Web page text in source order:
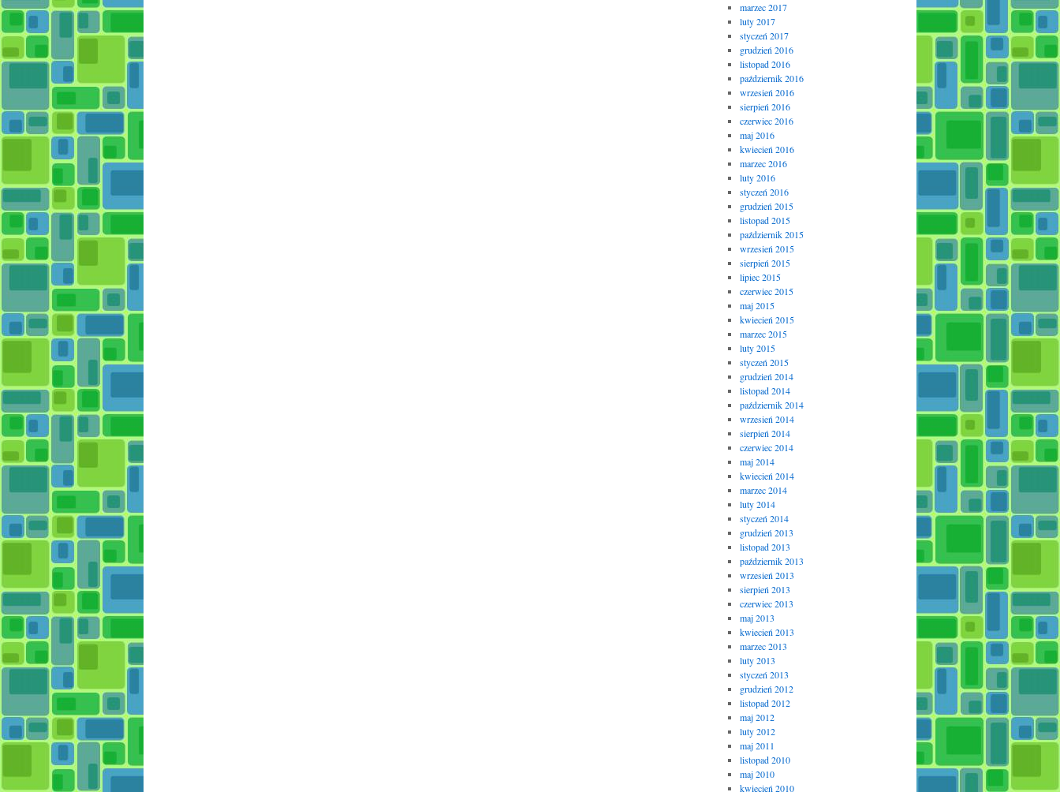
marzec 2017
luty 2017
styczeń 2017
grudzień 2016
listopad 2016
październik 2016
wrzesień 2016
sierpień 2016
czerwiec 2016
maj 2016
kwiecień 2016
marzec 2016
luty 2016
styczeń 2016
grudzień 2015
listopad 2015
październik 2015
wrzesień 2015
sierpień 2015
lipiec 2015
czerwiec 2015
maj 2015
kwiecień 2015
marzec 2015
luty 2015
styczeń 2015
grudzień 2014
listopad 2014
październik 2014
wrzesień 2014
sierpień 2014
czerwiec 2014
maj 2014
kwiecień 2014
marzec 2014
luty 2014
styczeń 2014
grudzień 2013
listopad 2013
październik 2013
wrzesień 2013
sierpień 2013
czerwiec 2013
maj 2013
kwiecień 2013
marzec 2013
luty 2013
styczeń 2013
grudzień 2012
listopad 2012
maj 2012
luty 2012
maj 2011
listopad 2010
maj 2010
kwiecień 2010